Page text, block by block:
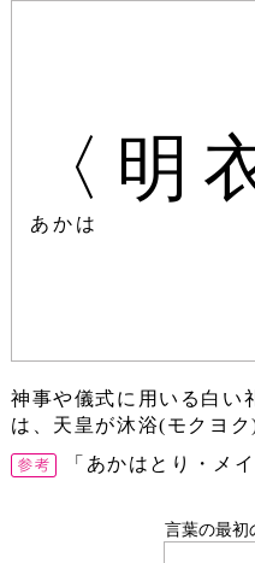
〈明
あかは
神事や儀式に用いる白い
は、天皇が沐浴(モクヨク
「あかはとり・メ
言葉の最初